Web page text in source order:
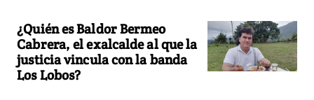
¿Quién es Baldor Bermeo
Cabrera, el exalcalde al que la
justicia vincula con la banda
Los Lobos?